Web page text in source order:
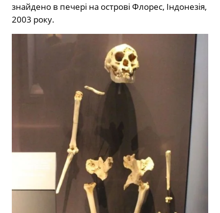
знайдено в печері на острові Флорес, Індонезія,
2003 року.